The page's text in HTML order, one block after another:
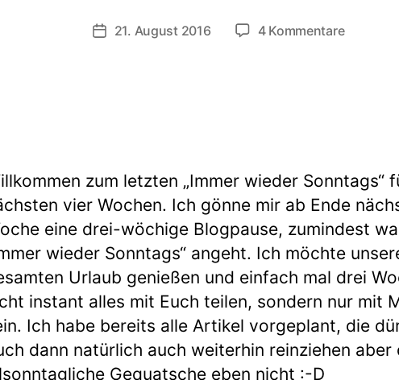
Veröffentlichungsdatum
21. August 2016 4 Kommentarezu
zum letzten „Immer wieder Sonntags“
vier Wochen. Ich gönne mir ab Ende
eine drei-wöchige Blogpause, zumindest
wieder Sonntags“ angeht. Ich möchte
Urlaub genießen und einfach mal drei
instant alles mit Euch teilen, sondern nur mit
Ich habe bereits alle Artikel vorgeplant, die
dann natürlich auch weiterhin reinziehen aber
Gequatsche eben nicht :-D